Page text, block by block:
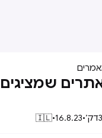
3דק׳•
16.8.23
•
🇮🇱